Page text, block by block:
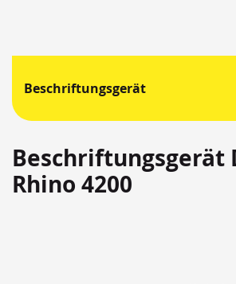
Beschriftungsgerät
Beschriftungsgerät
Rhino 4200